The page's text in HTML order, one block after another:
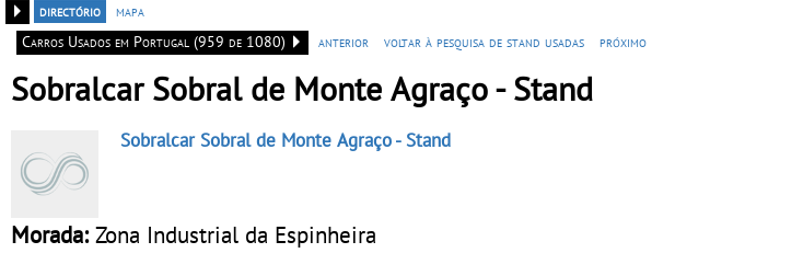
directório
mapa
Carros Usados em Portugal (959 de 1080)
anterior voltar à pesquisa de stand usadas próximo
Sobralcar Sobral de Monte Agraço - Stand
Sobralcar Sobral de Monte Agraço- Stand
Morada: Zona Industrial da Espinheira